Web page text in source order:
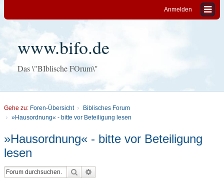
Anmelden
www.bifo.de
Das \"BIblische FOrum\"
Gehe zu: Foren-Übersicht
Biblisches Forum
»Hausordnung« - bitte vor Beteiligung lesen
»Hausordnung« - bitte vor Beteiligung
lesen
Suche